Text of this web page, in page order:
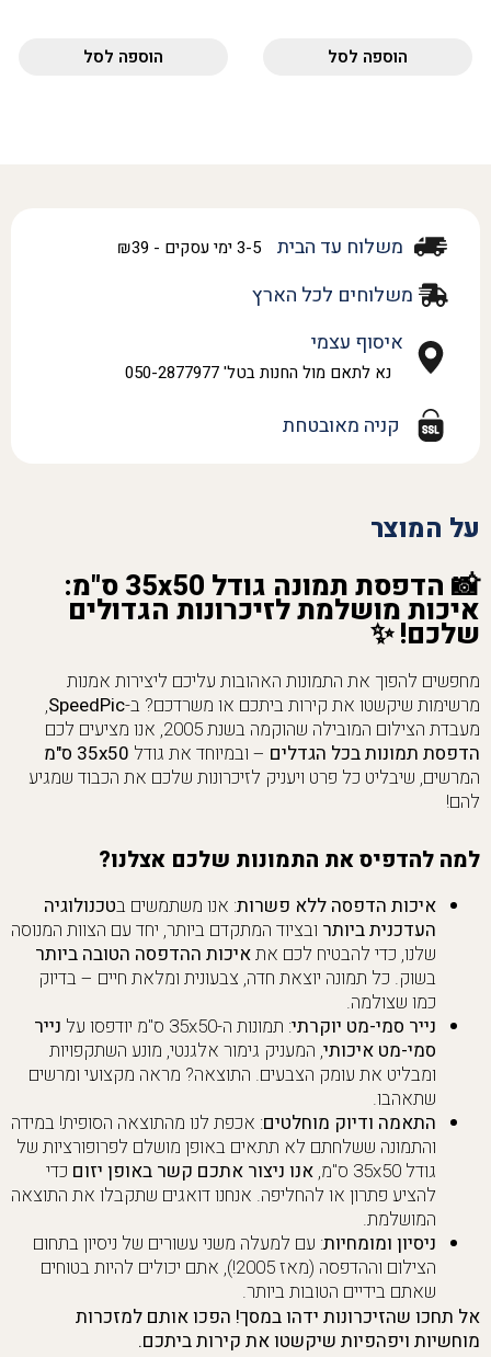
הוספה לסל הוספה לסל
משלוח עד הבית 3-5 ימי עסקים - ₪39
משלוחים לכל הארץ
איסוף עצמי
נא לתאם מול החנות בטל' 050-2877977
קניה מאובטחת
על המוצר
📸 הדפסת תמונה גודל 35x50 ס"מ:
איכות מושלמת לזיכרונות הגדולים
שלכם!✨
מחפשים להפוך את התמונות האהובות עליכם ליצירות אמנות
מרשימות שיקשטו את קירות ביתכם או משרדכם? ב-SpeedPic
,
מעבדת הצילום המובילה שהוקמה בשנת 2005, אנו מציעים לכם
הדפסת תמונות בכל הגדלים – ובמיוחד את גודל 35x50 ס"מ
המרשים, שיבליט כל פרט ויעניק לזיכרונות שלכם את הכבוד שמגיע
להם!
למה להדפיס את התמונות שלכם אצלנו?
איכות הדפסה ללא פשרות: אנו משתמשים בטכנולוגיה
העדכנית ביותר ובציוד המתקדם ביותר, יחד עם הצוות המנוסה
שלנו, כדי להבטיח לכם אתאיכות ההדפסה הטובה ביותר
בשוק. כל תמונה יוצאת חדה, צבעונית ומלאת חיים – בדיוק
כמו שצולמה.
נייר סמי-מט יוקרתי: תמונות ה-35x50 ס"מ יודפסו על
נייר
סמי-מט איכותי, המעניק גימור אלגנטי, מונע השתקפויות
ומבליט את עומק הצבעים. התוצאה? מראה מקצועי ומרשים
שתאהבו.
התאמה ודיוק מוחלטים: אכפת לנו מהתוצאה הסופית! במידה
והתמונה ששלחתם לא תתאים באופן מושלם לפרופורציות של
גודל 35x50 ס"מ,
אנו ניצור אתכם קשר באופן יזום כדי
להציע פתרון או להחליפה. אנחנו דואגים שתקבלו את התוצאה
המושלמת.
ניסיון ומומחיות: עם למעלה משני עשורים של ניסיון בתחום
הצילום וההדפסה (מאז 2005!), אתם יכולים להיות בטוחים
שאתם בידיים הטובות ביותר.
אל תחכו שהזיכרונות ידהו במסך! הפכו אותם למזכרות
מוחשיות ויפהפיות שיקשטו את קירות ביתכם.